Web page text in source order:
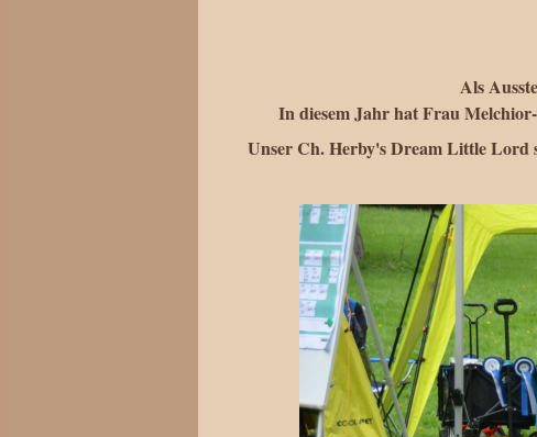
Als
In diesem Jahr hat Frau
Unser Ch. Herby's Dream Little Lord